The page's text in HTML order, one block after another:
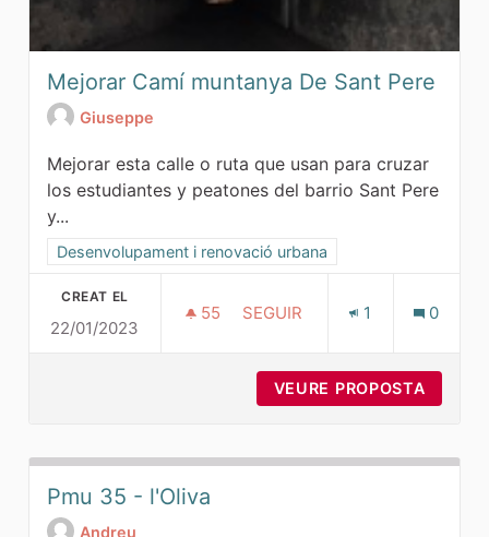
Mejorar Camí muntanya De Sant Pere
Giuseppe
Mejorar esta calle o ruta que usan para cruzar
los estudiantes y peatones del barrio Sant Pere
y...
Resultats al filtrar per la categoria: Desenvolupament i
Desenvolupament i renovació urbana
CREAT EL
22/01/2023
55 55 SEGUIDORES
SEGUIR 1 0
VEURE PROPOSTA
Pmu 35 - l'Oliva
Andreu